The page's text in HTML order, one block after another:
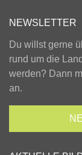
NEWSLETTER
Du willst gerne
rund um die
werden? Dann
an.